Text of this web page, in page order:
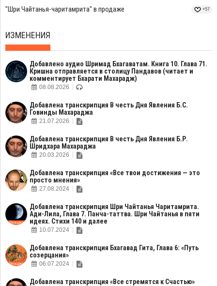
"Шри Чайтанья-чаритамрита" в продаже +57
ИЗМЕНЕНИЯ
Добавлено аудио Шримад Бхагаватам. Книга 10. Глава 71.
Кришна отправляется в столицу Пандавов (читает и
комментирует Бхарати Махарадж)
08.08.2026
Добавлена транскрипция В честь Дня Явления Б.С.
Говинды Махараджа
21.07.2026
Добавлена транскрипция В честь Дня Явления Б.Р.
Шридхара Махараджа
20.03.2026
Добавлена транскрипция «Все твои достижения — это
просто мнения»
27.08.2024
Добавлена транскрипция Шри Чайтанья Чаритамрита.
Ади-Лила, Глава 7. Панча-таттва. Шри Чайтанья в пяти
идеях. Стихи 140 и далее
10.07.2024
Добавлена транскрипция Бхагавад Гита, Глава 6: «Путь
созерцания»
06.07.2024
Добавлена транскрипция «Все стремятся к Счастью»